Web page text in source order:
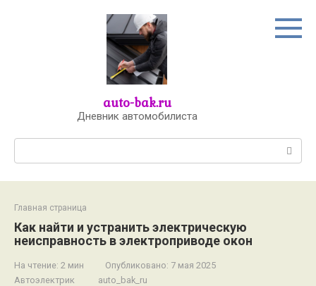
auto-bak.ru
Дневник автомобилиста
Главная страница
Как найти и устранить электрическую
неисправность в электроприводе окон
На чтение: 2 мин Опубликовано: 7 мая 2025
Автоэлектрик
auto_bak_ru